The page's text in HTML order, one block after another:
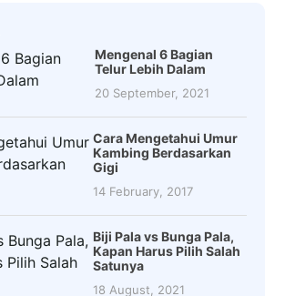
Mengenal 6 Bagian
Telur Lebih Dalam
20 September, 2021
Cara Mengetahui Umur
Kambing Berdasarkan
Gigi
14 February, 2017
Biji Pala vs Bunga Pala,
Kapan Harus Pilih Salah
Satunya
18 August, 2021